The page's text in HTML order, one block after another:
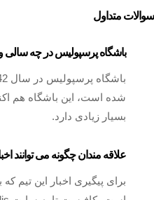
سوالات متداول
باشگاه پرسپولیس در چه
شده است، این باشگاه هم
بسیار زیادی دارد.
علاقه مندان چگونه می توانند
برای پیگیری اخبار این تیم